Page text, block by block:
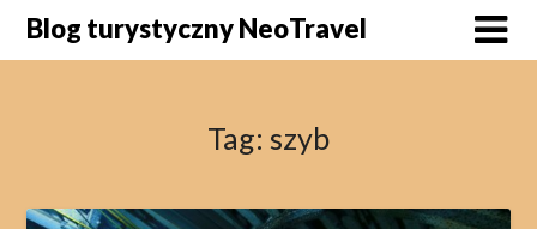
SkipBlog turystyczny NeoTravel
Tag: szyb